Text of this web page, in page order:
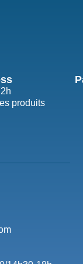
produits